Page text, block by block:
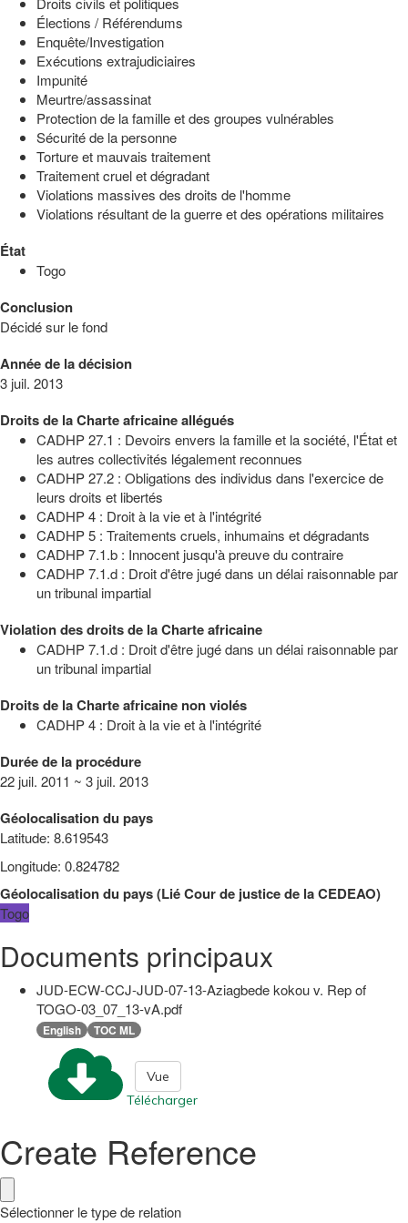
Élections / Référendums
Enquête/Investigation
Exécutions extrajudiciaires
Impunité
Meurtre/assassinat
Protection de la famille et des groupes vulnérables
Sécurité de la personne
Torture et mauvais traitement
Traitement cruel et dégradant
Violations massives des droits de l'homme
Violations résultant de la guerre et des opérations militaires
État
Togo
Conclusion
Décidé sur le fond
Année de la décision
3 juil. 2013
Droits de la Charte africaine allégués
CADHP 27.1 : Devoirs envers la famille et la société, l'État et
les autres collectivités légalement reconnues
CADHP 27.2 : Obligations des individus dans l'exercice de
leurs droits et libertés
CADHP 4 : Droit à la vie et à l'intégrité
CADHP 5 : Traitements cruels, inhumains et dégradants
CADHP 7.1.b : Innocent jusqu'à preuve du contraire
CADHP 7.1.d : Droit d'être jugé dans un délai raisonnable par
un tribunal impartial
Violation des droits de la Charte africaine
CADHP 7.1.d : Droit d'être jugé dans un délai raisonnable par
un tribunal impartial
Droits de la Charte africaine non violés
CADHP 4 : Droit à la vie et à l'intégrité
Durée de la procédure
22 juil. 2011 ~ 3 juil. 2013
Géolocalisation du pays
Latitude: 8.619543
Longitude: 0.824782
Géolocalisation du pays(LiéCour de justice de la CEDEAO)
Togo
Documents principaux
JUD-ECW-CCJ-JUD-07-13-Aziagbede kokou v. Rep of
TOGO-03_07_13-vA.pdf
English TOC ML
Télécharger
Vue
Create Reference
Sélectionner le type de relation